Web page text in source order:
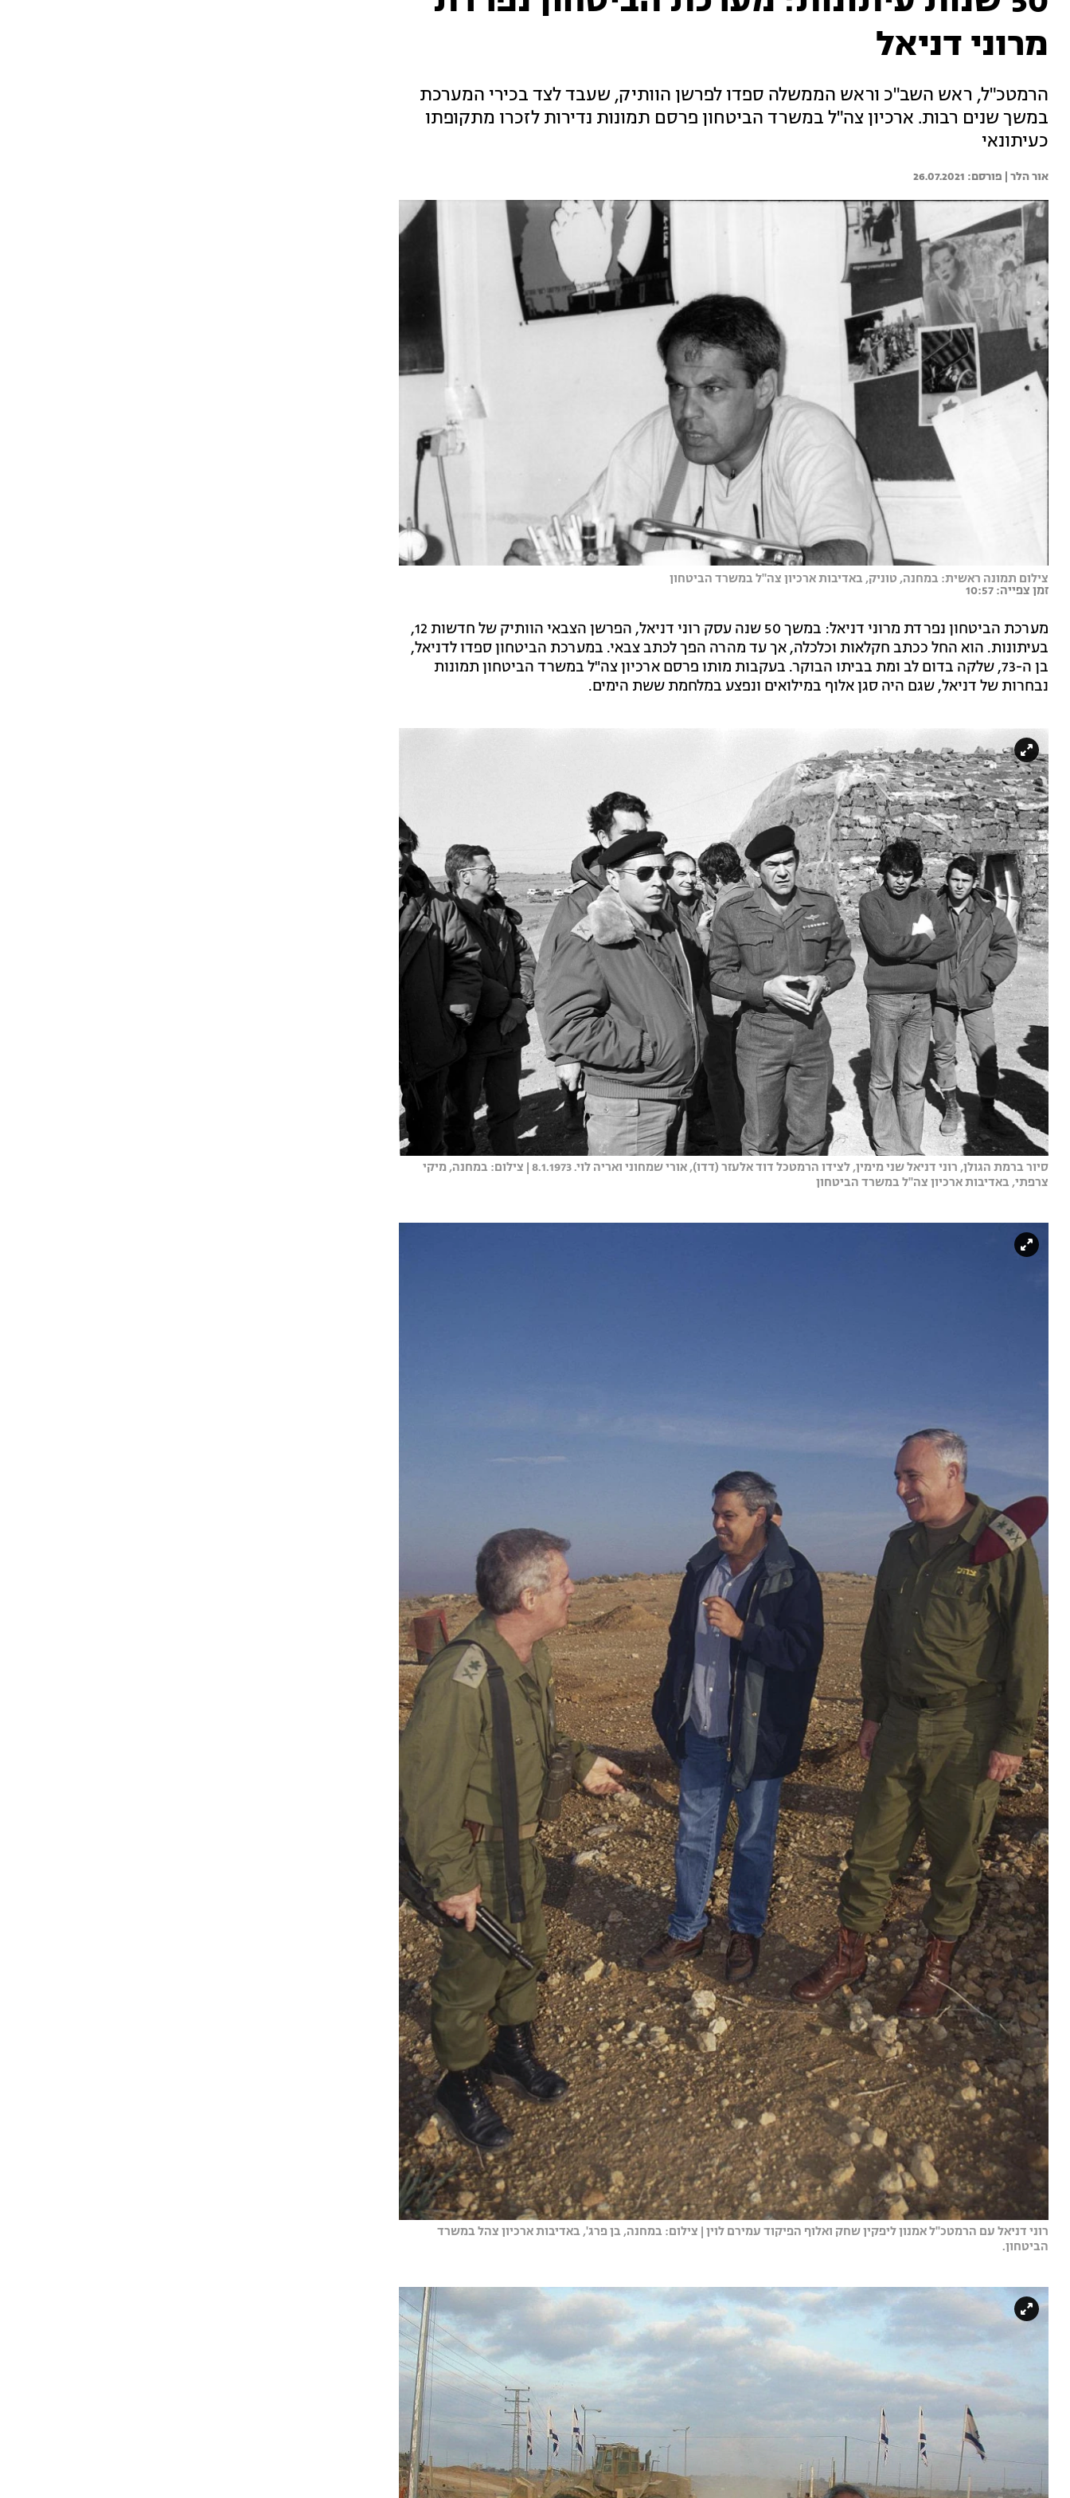
מרוני דניאל
הרמטכ"ל, ראש השב"כ וראש הממשלה ספדו לפרשן הוותיק, שעבד לצד בכירי המערכת
במשך שנים רבות. ארכיון צה"ל במשרד הביטחון פרסם תמונות נדירות לזכרו מתקופתו
כעיתונאי
אור הלר | 26.07.2021
צילום תמונה ראשית: במחנה, טוניק, באדיבות ארכיון צה"ל במשרד הביטחון
זמן צפייה: 10:57
מערכת הביטחון נפרדת מרוני דניאל: במשך 50 שנה עסק רוני דניאל, הפרשן הצבאי הוותיק של חדשות 12,
בעיתונות. הוא החל ככתב חקלאות וכלכלה, אך עד מהרה הפך לכתב צבאי. במערכת הביטחון ספדו לדניאל,
בן ה-73, שלקה בדום לב ומת בביתו הבוקר. בעקבות מותו פרסם ארכיון צה"ל במשרד הביטחון תמונות
נבחרות של דניאל, שגם היה סגן אלוף במילואים ונפצע במלחמת ששת הימים.
סיור ברמת הגולן, רוני דניאל שני מימין, לצידו הרמטכל דוד אלעזר (דדו), אורי שמחוני ואריה לוי. 8.1.1973 | צילום: במחנה, מיקי
צרפתי, באדיבות ארכיון צה''ל במשרד הביטחון
רוני דניאל עם הרמטכ''ל אמנון ליפקין שחק ואלוף הפיקוד עמירם לוין | צילום: במחנה, בן פרג', באדיבות ארכיון צהל במשרד
הביטחון.